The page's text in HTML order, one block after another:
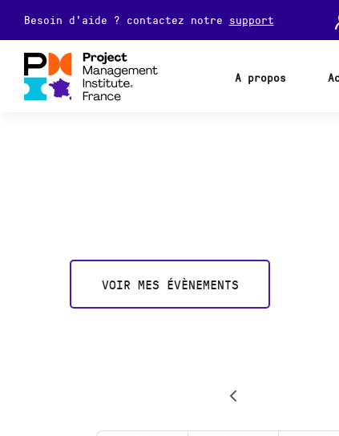
Besoin d'aide ? contactez notre support
A propos
VOIR MES ÉVÈNEMENTS